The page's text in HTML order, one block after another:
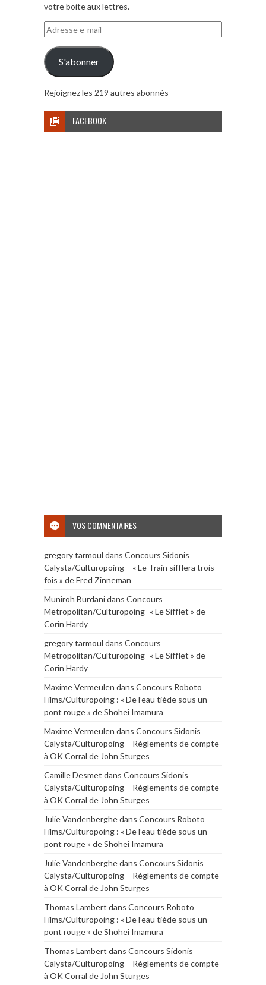
votre boite aux lettres.
Adresse
e-
mail
S'abonner
Rejoignez les 219 autres abonnés
FACEBOOK
VOS COMMENTAIRES
gregory tarmoul dans Concours Sidonis
Calysta/Culturopoing – « Le Train sifflera trois
fois » de Fred Zinneman
Muniroh Burdanidans Concours
Metropolitan/Culturopoing -« Le Sifflet » de
Corin Hardy
gregory tarmoul dans Concours
Metropolitan/Culturopoing -« Le Sifflet » de
Corin Hardy
Maxime Vermeulen dans Concours Roboto
Films/Culturopoing : « De l’eau tiède sous un
pont rouge » de Shōhei Imamura
Maxime Vermeulen dans Concours Sidonis
Calysta/Culturopoing – Règlements de compte
à OK Corral de John Sturges
Camille Desmet dans Concours Sidonis
Calysta/Culturopoing – Règlements de compte
à OK Corral de John Sturges
Julie Vandenberghedans Concours Roboto
Films/Culturopoing : « De l’eau tiède sous un
pont rouge » de Shōhei Imamura
Julie Vandenberghedans Concours Sidonis
Calysta/Culturopoing – Règlements de compte
à OK Corral de John Sturges
Thomas Lambert dans Concours Roboto
Films/Culturopoing : « De l’eau tiède sous un
pont rouge » de Shōhei Imamura
Thomas Lambert dans Concours Sidonis
Calysta/Culturopoing – Règlements de compte
à OK Corral de John Sturges